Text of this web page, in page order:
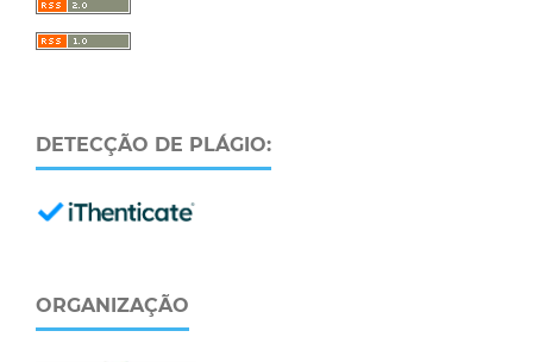
DETECÇÃO DE PLÁGIO:
ORGANIZAÇÃO